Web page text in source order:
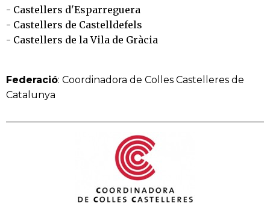
- Castellers d'Esparreguera
- Castellers de Castelldefels
- Castellers de la Vila de Gràcia
Federació: Coordinadora de Colles Castelleres de
Catalunya